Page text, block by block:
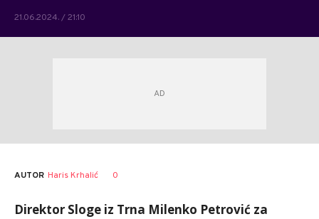
21.06.2024. / 21:10
AUTOR Haris Krhalić 0
Direktor Sloge iz Trna Milenko Petrović za